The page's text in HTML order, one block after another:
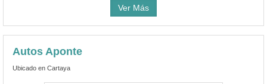
Ver Más
Autos Aponte
Ubicado en Cartaya